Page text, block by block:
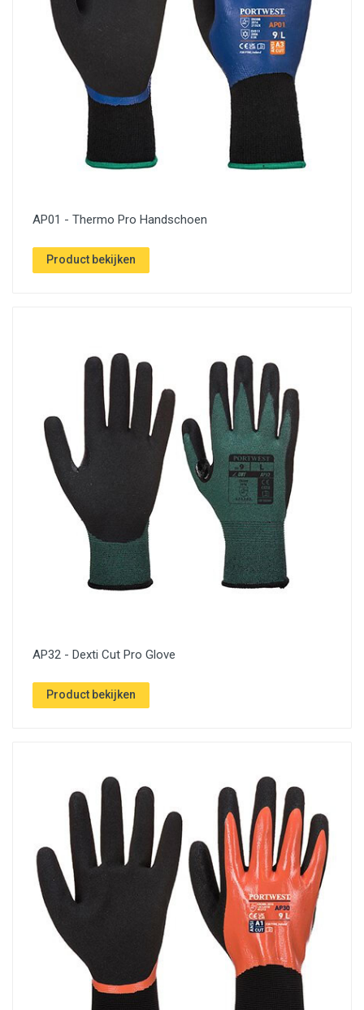
AP01 - Thermo Pro Handschoen
Product bekijken
AP32 - Dexti Cut Pro Glove
Product bekijken